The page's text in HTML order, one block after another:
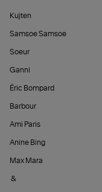
Kujten
Samsoe Samsoe
Soeur
Ganni
Éric Bompard
Barbour
Ami Paris
Anine Bing
Max Mara
&